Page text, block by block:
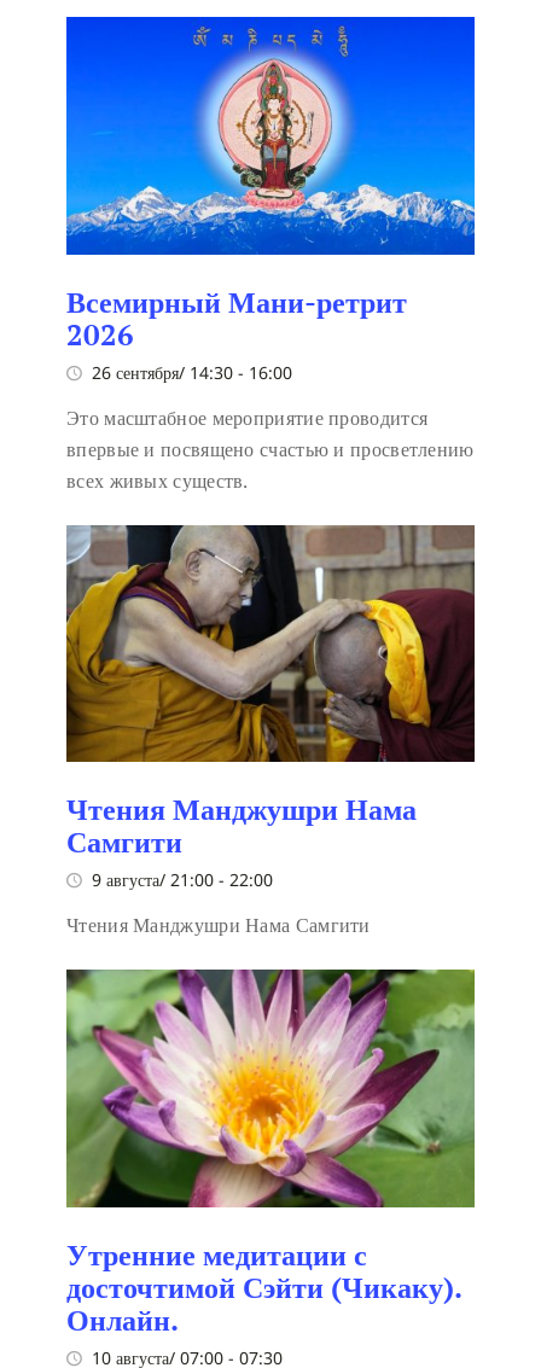
Всемирный Мани-ретрит
2026
26 сентября/ 14:30 - 16:00
Это масштабное мероприятие проводится
впервые и посвящено счастью и просветлению
всех живых существ.
Чтения Манджушри Нама
Самгити
9 августа/ 21:00 - 22:00
Чтения Манджушри Нама Самгити
Утренние медитации с
досточтимой Сэйти (Чикаку).
Онлайн.
10 августа/ 07:00 - 07:30